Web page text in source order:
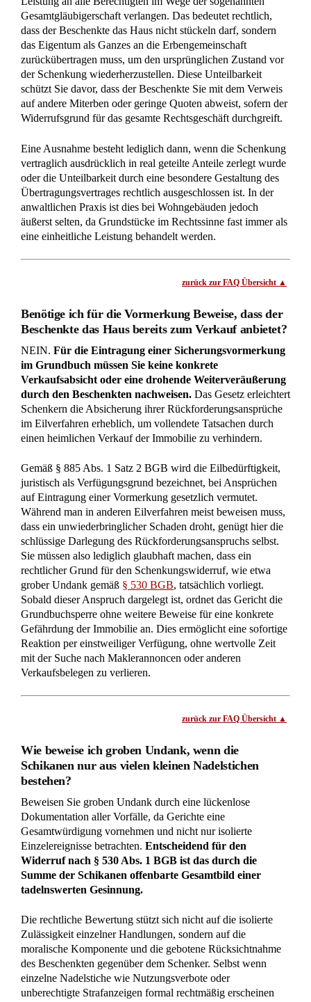
Verkaufsabsicht oder eine drohende Weiterveräußerung
durch den Beschenkten nachweisen. Das Gesetz erleichtert
Schenkern die Absicherung ihrer Rückforderungsansprüche
im Eilverfahren erheblich, um vollendete Tatsachen durch
einen heimlichen Verkauf der Immobilie zu verhindern.
Gemäß § 885 Abs. 1 Satz 2 BGB wird die Eilbedürftigkeit,
juristisch als Verfügungsgrund bezeichnet, bei Ansprüchen
auf Eintragung einer Vormerkung gesetzlich vermutet.
dass ein unwiederbringlicher Schaden droht, genügt hier die
schlüssige Darlegung des Rückforderungsanspruchs selbst.
Sie müssen also lediglich glaubhaft machen, dass ein
rechtlicher Grund für den Schenkungswiderruf, wie etwa
grober Undank gemäß§ 530 BGB, tatsächlich vorliegt.
Sobald dieser Anspruch dargelegt ist, ordnet das Gericht die
Grundbuchsperre ohne weitere Beweise für eine konkrete
mit der Suche nach Maklerannoncen oder anderen
Wie beweise ich groben Undank, wenn die
Schikanen nur aus vielen kleinen Nadelstichen
bestehen?
Beweisen Sie groben Undank durch eine lückenlose
Dokumentation aller Vorfälle, da Gerichte eine
Einzelereignisse betrachten.Entscheidend für den
Widerruf nach § 530 Abs. 1 BGB ist das durch die
Summe der Schikanen offenbarte Gesamtbild einer
tadelnswerten Gesinnung.
Die rechtliche Bewertung stützt sich nicht auf die isolierte
Zulässigkeit einzelner Handlungen, sondern auf die
moralische Komponente und die gebotene Rücksichtnahme
des Beschenkten gegenüber dem Schenker. Selbst wenn
einzelne Nadelstiche wie Nutzungsverbote oder
unberechtigte Strafanzeigen formal rechtmäßig erscheinen
mögen, offenbaren sie in ihrer Gesamtheit einen massiven
Mangel an Respekt. Sie sollten daher ein detailliertes
Gedächtnisprotokoll führen, welches die zeitliche Abfolge
und die Eskalationsstrategie des Beschenkten verdeutlicht,
Beachten Sie jedoch, dass bloße Unhöflichkeiten oder
bösartige Gesinnung meist nicht ausreichen, um die hohen
Hürden des groben Undanks rechtssicher zu überspringen.
Was kann ich tun, wenn der Beschenkte das Haus
bereits massiv mit Krediten belastet hat?
Beantragen Sie umgehend eine Sicherungsvormerkung
gemäß § 885 Abs. 1 BGB im Wege der einstweiligen
müssen den aktuellen Restwert der Immobilie durch eine
Grundbuchsperre einfrieren, während Sie parallel die
Anfechtung der bestehenden Kredite wegen
Bösgläubigkeit oder Sittenwidrigkeit prüfen lassen.Damit
verhindern Sie den endgültigen wirtschaftlichen Totalverlust
des Objekts und sichern sich die Chance auf eine erfolgreiche